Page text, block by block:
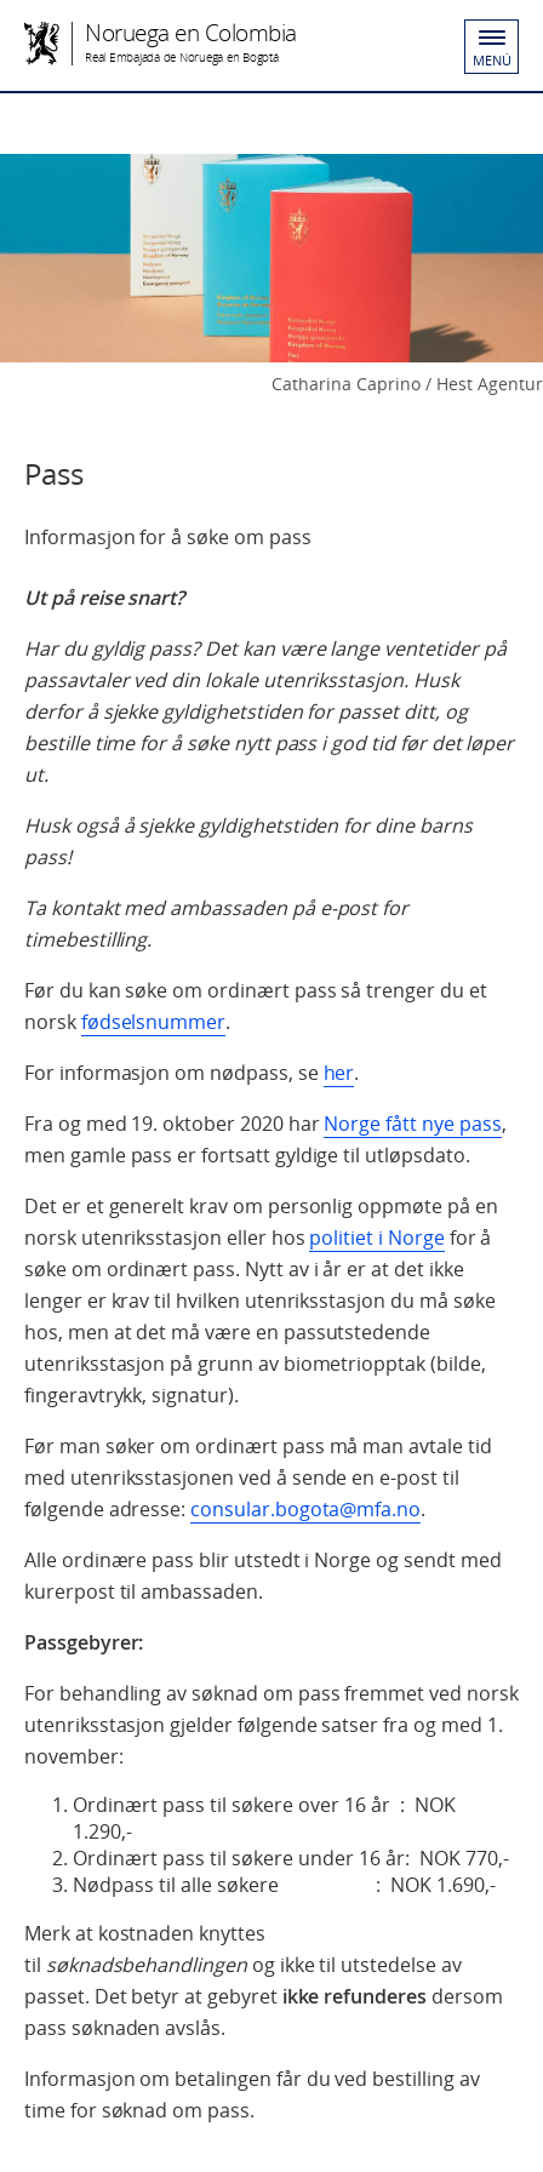
Noruega en Colombia
Real Embajada de Noruega en Bogotá MENÚ
Catharina Caprino / Hest Agentur
Pass
Informasjon for å søke om pass
Ut på reise snart?
Har du gyldig pass? Det kan være lange ventetider på
passavtaler ved din lokale utenriksstasjon. Husk
derfor å sjekke gyldighetstiden for passet ditt, og
bestille time for å søke nytt pass i god tid før det løper
ut.
Husk også å sjekke gyldighetstiden for dine barns
pass!
Ta kontakt med ambassaden på e-post for
timebestilling.
Før du kan søke om ordinært pass så trenger du et
norskfødselsnummer.
For informasjon om nødpass, se her.
Fra og med 19. oktober 2020 harNorge fått nye pass,
men gamle pass er fortsatt gyldige til utløpsdato.
Det er et generelt krav om personlig oppmøte på en
norsk utenriksstasjon eller hos politiet i Norgefor å
søke om ordinært pass. Nytt av i år er at det ikke
lenger er krav til hvilken utenriksstasjon du må søke
hos, men at det må være en passutstedende
utenriksstasjon på grunn av biometriopptak (bilde,
fingeravtrykk, signatur).
Før man søker om ordinært pass må man avtale tid
med utenriksstasjonen ved å sende en e-post til
følgende adresse: consular.bogota@mfa.no.
Alle ordinære pass blir utstedt i Norge og sendt med
kurerpost til ambassaden.
Passgebyrer:
For behandling av søknad om pass fremmet ved norsk
utenriksstasjon gjelder følgende satser fra og med 1.
november:
Ordinært pass til søkere over 16 år : NOK
1.290,-
Ordinært pass til søkere under 16 år: NOK 770,-
Nødpass til alle søkere : NOK 1.690,-
Merk at kostnaden knyttes
til søknadsbehandlingenog ikke til utstedelse av
passet. Det betyr at gebyret ikke refunderes dersom
pass søknaden avslås.
Informasjon om betalingen får du ved bestilling av
time for søknad om pass.